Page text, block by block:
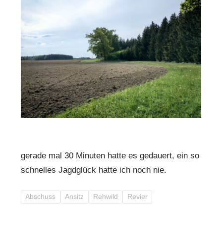
gerade mal 30 Minuten hatte es gedauert, ein so
schnelles Jagdglück hatte ich noch nie.
Abschuss Ansitz Rehwild Revier